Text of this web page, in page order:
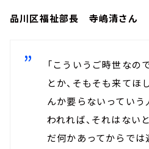
品川区福祉部長 寺嶋清さん
「こういうご時世なの
とか、そもそも来てほ
んか要らないってい
われれば、それはない
だ何かあってからでは